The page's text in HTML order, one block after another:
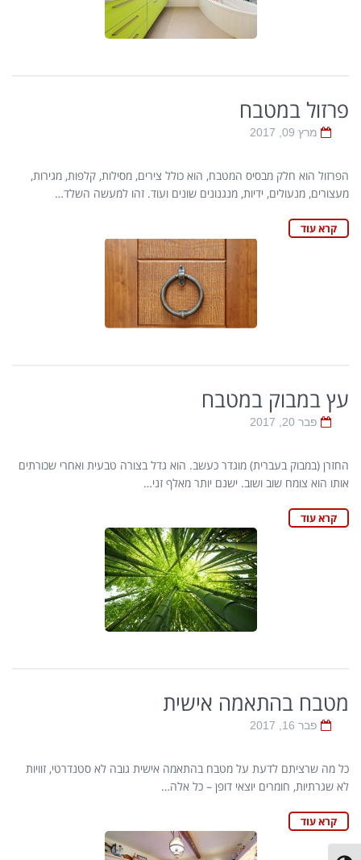
פרזול במטבח
מרץ 09, 2017
הפרזול הוא חלק מבסיס המטבח, הוא כולל צירים, מסילות, קלפות, מגירות,
מעצורים, מנעולים, ידיות, מנגנונים שונים ועוד. זהו למעשה השלד…
קרא עוד
עץ במבוק במטבח
פבר 20, 2017
החזרן (במבוק בעברית) מוגדר כעשב. הוא גדל בצורה טבעית ואחרי שכורתים
אותו הוא צומח שוב ושוב. ישנם יותר מאלף זני…
קרא עוד
מטבח בהתאמה אישית
פבר 16, 2017
כל מה שרציתם לדעת על מטבח בהתאמה אישית גובה לא סטנדרטי, זוויות
לא שגרתיות, חומרים יוצאי דופן – כל אלה…
קרא עוד